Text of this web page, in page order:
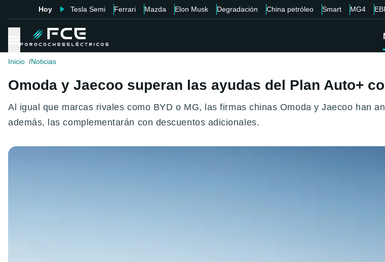
Hoy Tesla Semi Ferrari Mazda Elon Musk Degradación China petróleo Smart MG4
Inicio Noticias
Omoda y Jaecoo superan las ayudas del Plan Auto+
Al igual que marcas rivales como BYD o MG, las firmas chinas Omoda y Jaecoo han
además, las complementarán con descuentos adicionales.